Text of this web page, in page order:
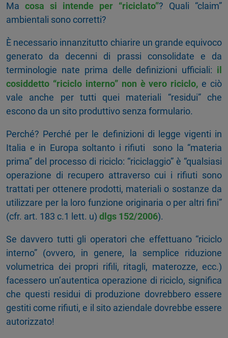
Ma cosa si intende per “riciclato”? Quali “claim”
ambientali sono corretti?
È necessario innanzitutto chiarire un grande equivoco
generato da decenni di prassi consolidate e da
terminologie nate prima delle definizioni ufficiali: il
cosiddetto “riciclo interno” non è vero riciclo, e ciò
vale anche per tutti quei materiali “residui” che
escono da un sito produttivo senza formulario.
Perché? Perché per le definizioni di legge vigenti in
Italia e in Europa soltanto i rifiuti
sono la “materia
prima” del processo di riciclo: “riciclaggio” è “qualsiasi
operazione di recupero attraverso cui i rifiuti sono
trattati per ottenere prodotti, materiali o sostanze da
utilizzare per la loro funzione originaria o per altri fini”
(cfr. art. 183 c.1 lett. u) dlgs 152/2006).
Se davvero tutti gli operatori che effettuano “riciclo
interno” (ovvero, in genere, la semplice riduzione
volumetrica dei propri rifili, ritagli, materozze, ecc.)
facessero un’autentica operazione di riciclo, significa
che questi residui di produzione dovrebbero essere
gestiti come rifiuti, e il sito aziendale dovrebbe essere
autorizzato!